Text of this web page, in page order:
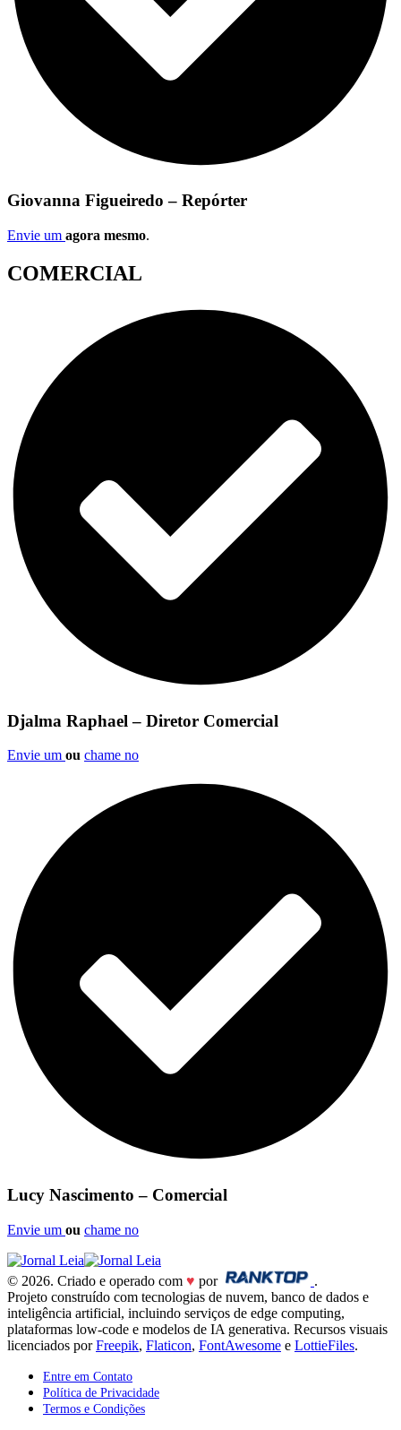
Giovanna Figueiredo – Repórter
Envie um agora mesmo.
COMERCIAL
Djalma Raphael – Diretor Comercial
Envie um ou chame no
Lucy Nascimento – Comercial
Envie um ou chame no
© 2026. Criado e operado com ♥ por
.
Projeto construído com tecnologias de nuvem, banco de dados e
inteligência artificial, incluindo serviços de edge computing,
plataformas low-code e modelos de IA generativa. Recursos visuais
licenciados porFreepik, Flaticon, FontAwesome e LottieFiles.
Entre em Contato
Política de Privacidade
Termos e Condições